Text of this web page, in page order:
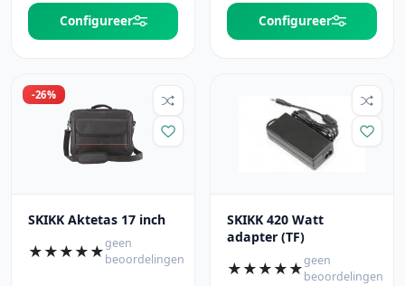
Configureer Configureer
-26%
SKIKK Aktetas 17 inch
★★★★★geen
beoordelingen
SKIKK 420 Watt
adapter (TF)
★★★★★geen
beoordelingen